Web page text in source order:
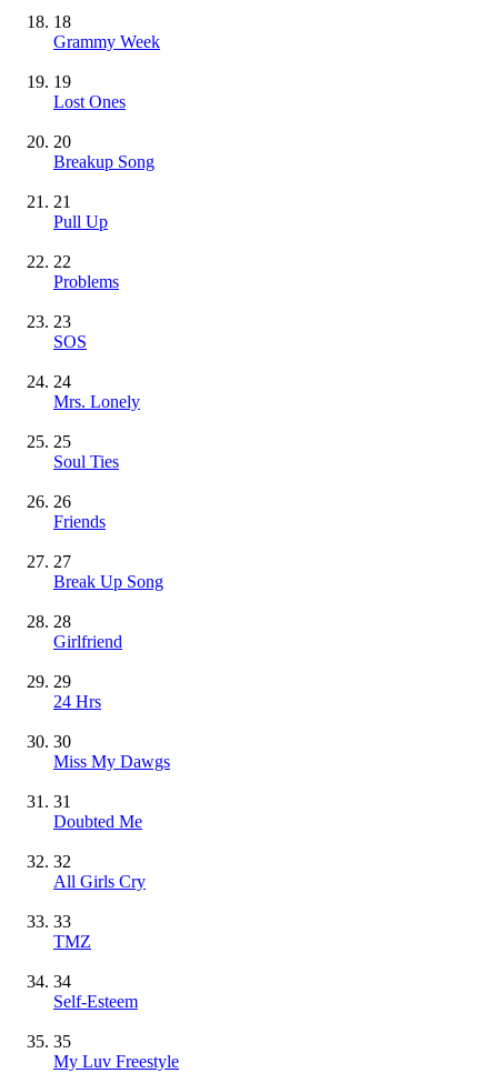
18
Grammy Week
19
Lost Ones
20
Breakup Song
21
Pull Up
22
Problems
23
SOS
24
Mrs. Lonely
25
Soul Ties
26
Friends
27
Break Up Song
28
Girlfriend
29
24 Hrs
30
Miss My Dawgs
31
Doubted Me
32
All Girls Cry
33
TMZ
34
Self-Esteem
35
My Luv Freestyle